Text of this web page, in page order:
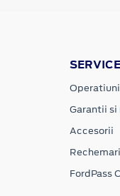
SERVICE
Garantii si
Accesorii
FordPass